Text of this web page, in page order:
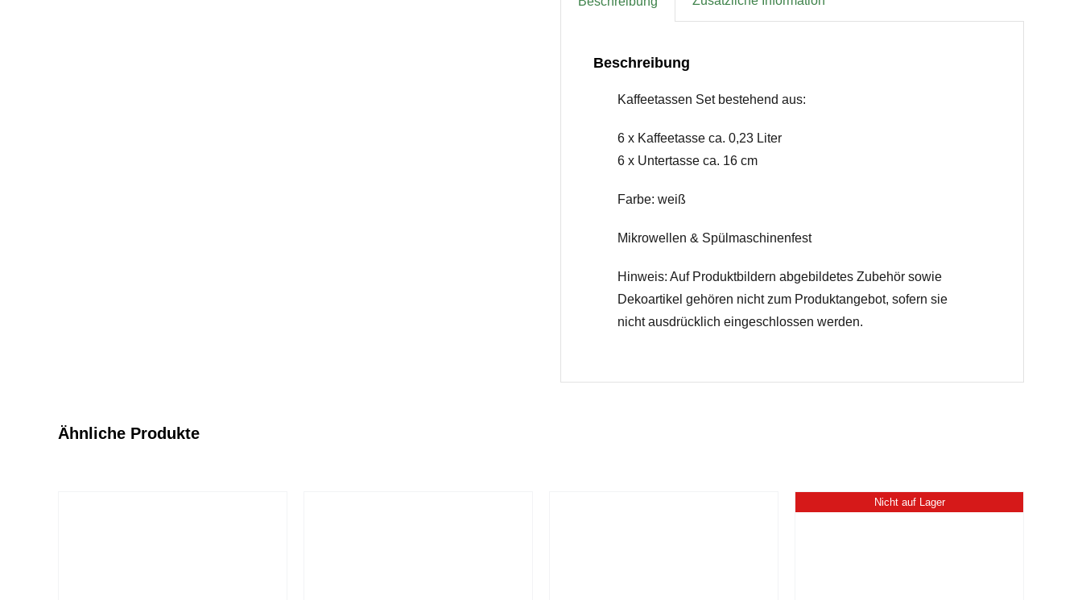
Beschreibung
Kaffeetassen Set bestehend aus:
6 x Kaffeetasse ca. 0,23 Liter
6 x Untertasse ca. 16 cm
Farbe: weiß
Mikrowellen & Spülmaschinenfest
Hinweis: Auf Produktbildern abgebildetes Zubehör sowie
Dekoartikel gehören nicht zum Produktangebot, sofern sie
nicht ausdrücklich eingeschlossen werden.
Ähnliche Produkte
Nicht auf Lager